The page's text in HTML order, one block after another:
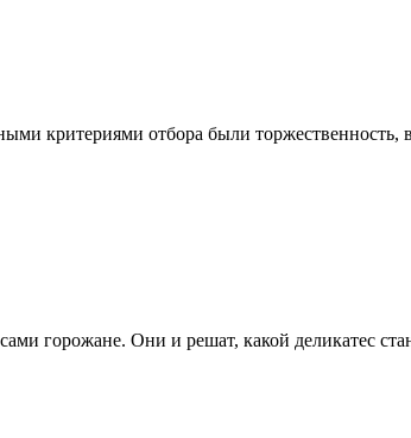
критериями отбора были торжественность,
горожане. Они и решат, какой деликатес